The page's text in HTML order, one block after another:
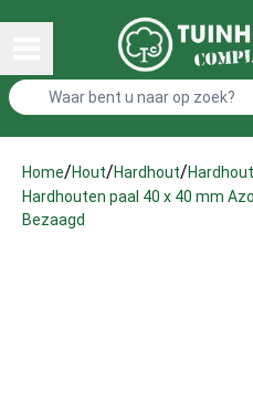
Home/Hout/Hardhout/
Hardhouten paal 40 x 40 mm
Bezaagd